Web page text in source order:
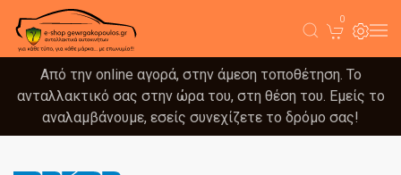
0
Από την online αγορά, στην άμεση τοποθέτηση. Το
ανταλλακτικό σας στην ώρα του, στη θέση του. Εμείς το
αναλαμβάνουμε, εσείς συνεχίζετε το δρόμο σας!